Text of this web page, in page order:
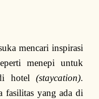
mencari inspirasi
menepi untuk
hotel (staycation).
fasilitas yang ada di